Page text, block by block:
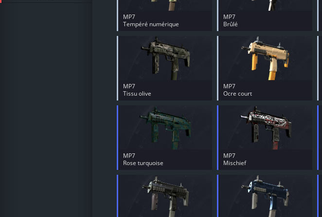
MP7
Tempéré numérique
MP7
Brûlé
MP7
Tissu olive
MP7
Ocre court
MP7
Rose turquoise
MP7
Mischief